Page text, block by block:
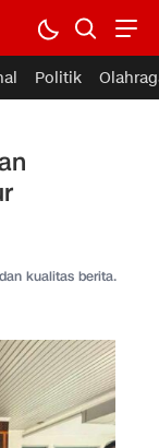
Politik
kualitas berita.